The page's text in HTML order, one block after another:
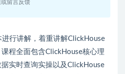
或留言反馈
行讲解，着重讲解ClickHouse
程全面包含ClickHouse核心理
实时查询实操以及ClickHouse